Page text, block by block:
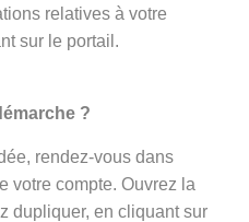
relatives à votre
sur le portail.
?
rendez-vous dans
votre compte. Ouvrez la
dupliquer, en cliquant sur